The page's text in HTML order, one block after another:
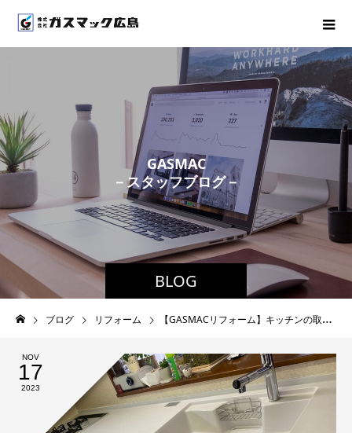
BLOG
GASMAC
－ スタッフブログ－
ブログ リフォーム 【GASMACリフォーム】キッチンの取替工事
NOV
17
2023